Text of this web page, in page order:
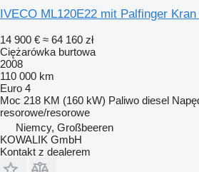
IVECO ML120E22 mit Palfinger Kran
14 900 € ≈ 64 160 zł
Ciężarówka burtowa
2008
110 000 km
Euro 4
Moc 218 KM (160 kW) Paliwo diesel
resorowe/resorowe
Niemcy, Großbeeren
KOWALIK GmbH
Kontakt z dealerem